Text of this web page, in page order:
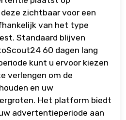
zichtbaar voor een
van het type
Standaard blijven
60 dagen lang
kunt u ervoor kiezen
verlengen om de
en uw
Het platform biedt
advertentieperiode aan